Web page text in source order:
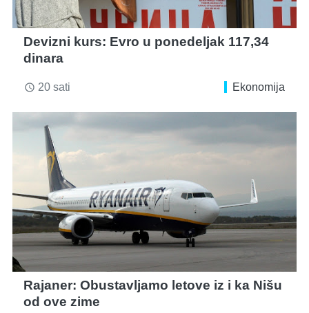
Devizni kurs: Evro u ponedeljak 117,34
dinara
access_time 20 sati Ekonomija
Rajaner: Obustavljamo letove iz i ka Nišu
od ove zime